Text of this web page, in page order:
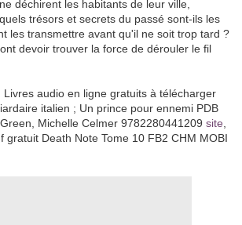
déchirent les habitants de leur ville,
trésors et secrets du passé sont-ils les
les transmettre avant qu'il ne soit trop tard ?
devoir trouver la force de dérouler le fil
audio en ligne gratuits à télécharger
italien ; Un prince pour ennemi PDB
Michelle Celmer 9782280441209 site
gratuit Death Note Tome 10 FB2 CHM MOBI